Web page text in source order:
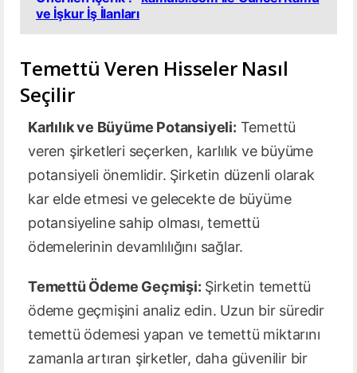
ve İşkur İş İlanları
Temettü Veren Hisseler Nasıl
Seçilir
Karlılık ve Büyüme Potansiyeli: Temettü
veren şirketleri seçerken, karlılık ve büyüme
potansiyeli önemlidir. Şirketin düzenli olarak
kar elde etmesi ve gelecekte de büyüme
potansiyeline sahip olması, temettü
ödemelerinin devamlılığını sağlar.
Temettü Ödeme Geçmişi: Şirketin temettü
ödeme geçmişini analiz edin. Uzun bir süredir
temettü ödemesi yapan ve temettü miktarını
zamanla artıran şirketler, daha güvenilir bir